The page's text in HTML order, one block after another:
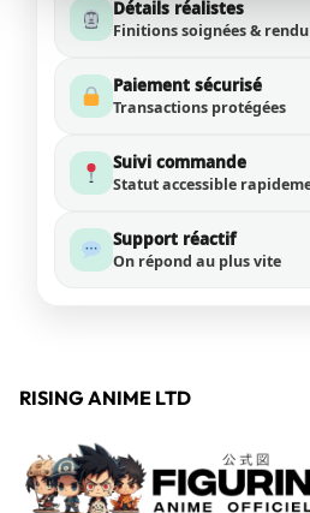
Détails réalistes
Finitions soignées &
Paiement sécurisé
Transactions protégées
Suivi commande
Statut accessible
Support réactif
On répond au plus vite
RISING ANIME LTD